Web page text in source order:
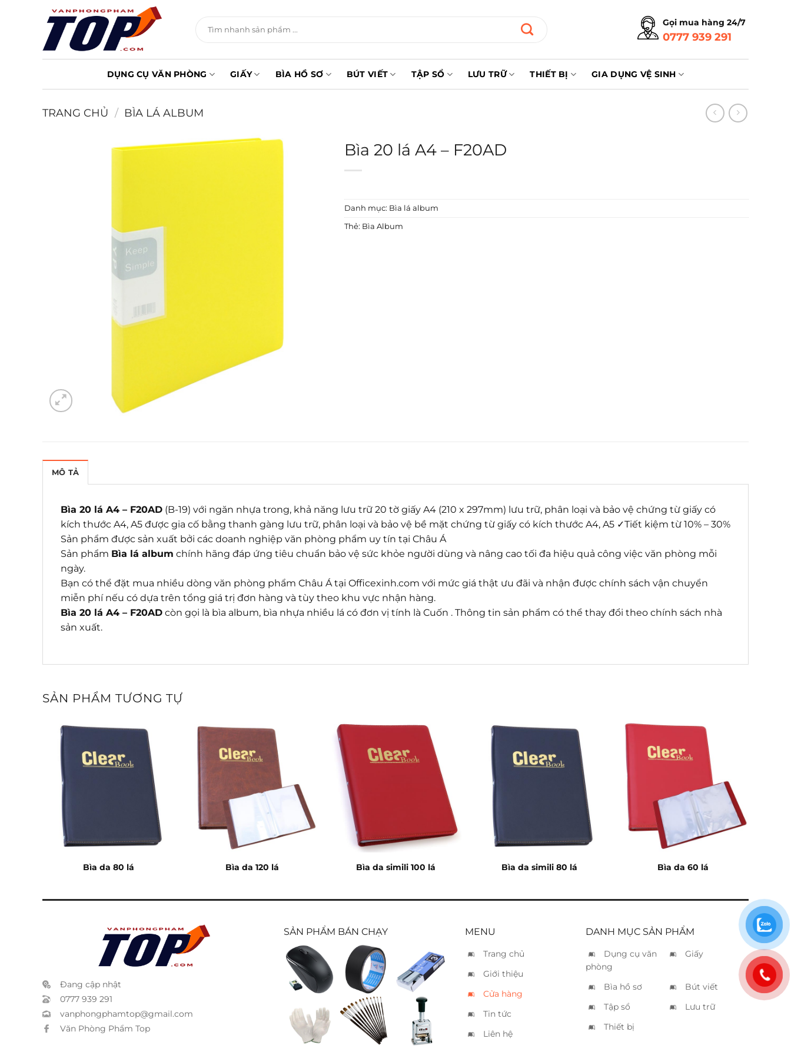
kiếm:
Gọi mua hàng 24/7
0777 939 291
DỤNG CỤ VĂN PHÒNG GIẤY BÌA HỒ SƠ BÚT VIẾT TẬP SỔ LƯU TRỮ THIẾT BỊ GIA DỤNG VỆ SINH
TRANG CHỦ / BÌA LÁ ALBUM
Bìa 20 lá A4 – F20AD
Danh mục: Bìa lá album
Thẻ: Bìa Album
MÔ TẢ
Bìa 20 lá A4 – F20AD (B-19) với ngăn nhựa trong, khả năng lưu trữ 20 tờ giấy A4 (210 x 297mm) lưu trữ, phân loại và bảo vệ chứng từ giấy có
kích thước A4, A5 được gia cố bằng thanh gàng lưu trữ, phân loại và bảo vệ bề mặt chứng từ giấy có kích thước A4, A5 ✓Tiết kiệm từ 10% – 30%
Sản phẩm được sản xuất bởi các doanh nghiệp văn phòng phẩm uy tín tại Châu Á
Sản phẩm Bìa lá album chính hãng đáp ứng tiêu chuẩn bảo vệ sức khỏe người dùng và nâng cao tối đa hiệu quả công việc văn phòng mỗi
ngày.
Bạn có thể đặt mua nhiều dòng văn phòng phẩm Châu Á tại Officexinh.com với mức giá thật ưu đãi và nhận được chính sách vận chuyển
miễn phí nếu có dựa trên tổng giá trị đơn hàng và tùy theo khu vực nhận hàng.
Bìa 20 lá A4 – F20AD còn gọi là bìa album, bìa nhựa nhiều lá có đơn vị tính là Cuốn . Thông tin sản phẩm có thể thay đổi theo chính sách nhà
sản xuất.
SẢN PHẨM TƯƠNG TỰ
Bìa da 80 lá Bìa da 120 lá Bìa da simili 100 lá Bìa da simili 80 lá Bìa da 60 lá
Đang cập nhật
0777 939 291
vanphongphamtop@gmail.com
Văn Phòng Phẩm Top
SẢN PHẨM BÁN CHẠY
Chuột
không
dây
Genius
Băng
keo si
đen
3.6cm
Kim bấm
Plus
no.03
Găng tay
vải
Cọ vẽ
dẹp 12
cây
Đóng 6
số tự
động
Kwtrio
MENU
Trang chủ
Giới thiệu
Cửa hàng
Tin tức
Liên hệ
DANH MỤC SẢN PHẨM
Dụng cụ văn
phòng
Giấy
Bìa hồ sơ
Bút viết
Tập sổ
Lưu trữ
Thiết bị